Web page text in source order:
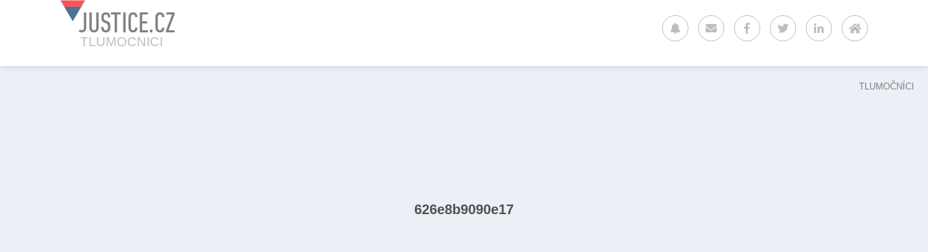
JUSTICE.CZ
TLUMOCNICI
TLUMOČNÍCI
626e8b9090e17